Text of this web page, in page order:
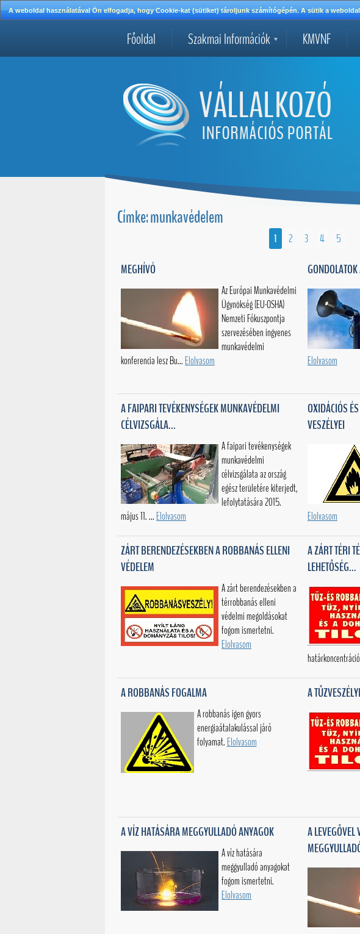
A weboldal használatával Ön elfogadja, hogy Cookie-kat (sütiket) tároljunk számítógépén. A sütik a
Főoldal Szakmai Információk KMVNF
Címke: munkavédelem
1 2 3 4 5
MEGHÍVÓ
Az Európai Munkavédelmi
Ügynökség (EU-OSHA)
Nemzeti Fókuszpontja
szervezésében ingyenes
munkavédelmi
konferencia lesz Bu... Elolvasom
Elolvasom
A FAIPARI TEVÉKENYSÉGEK MUNKAVÉDELMI
CÉLVIZSGÁLA...
A faipari tevékenységek
munkavédelmi
célvizsgálata az ország
egész területére kiterjedt,
lefolytatására 2015.
május 11. ... Elolvasom
OXIDÁCIÓS
VESZÉLYEI
Elolvasom
ZÁRT BERENDEZÉSEKBEN A ROBBANÁS ELLENI
VÉDELEM
A zárt berendezésekben a
térrobbanás elleni
védelmi megoldásokat
fogom ismertetni.
Elolvasom
A ZÁRT TÉRI
LEHETŐSÉG...
A ROBBANÁS FOGALMA
A robbanás igen gyors
energiaátalakulással járó
folyamat. Elolvasom
A
A VÍZ HATÁSÁRA MEGGYULLADÓ ANYAGOK
A víz hatására
meggyulladó anyagokat
fogom ismertetni.
Elolvasom
A